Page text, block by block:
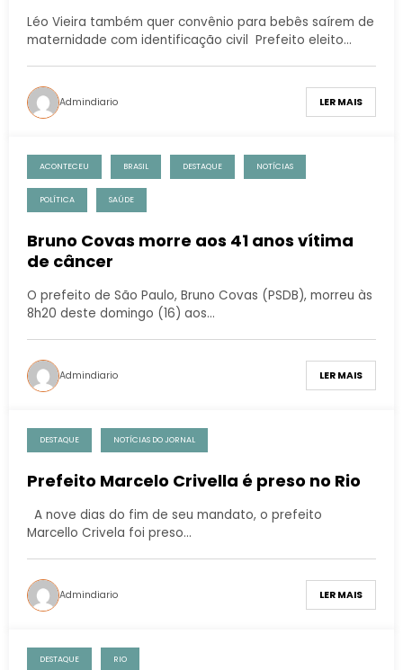
Léo Vieira também quer convênio para bebês saírem de
maternidade com identificação civil Prefeito eleito…
Admindiario LER MAIS
ACONTECEU BRASIL DESTAQUE NOTÍCIAS
POLÍTICA SAÚDE
Bruno Covas morre aos 41 anos vítima
de câncer
O prefeito de São Paulo, Bruno Covas (PSDB), morreu às
8h20 deste domingo (16) aos…
Admindiario LER MAIS
DESTAQUE NOTÍCIAS DO JORNAL
Prefeito Marcelo Crivella é preso no Rio
A nove dias do fim de seu mandato, o prefeito
Marcello Crivela foi preso…
Admindiario LER MAIS
DESTAQUE RIO